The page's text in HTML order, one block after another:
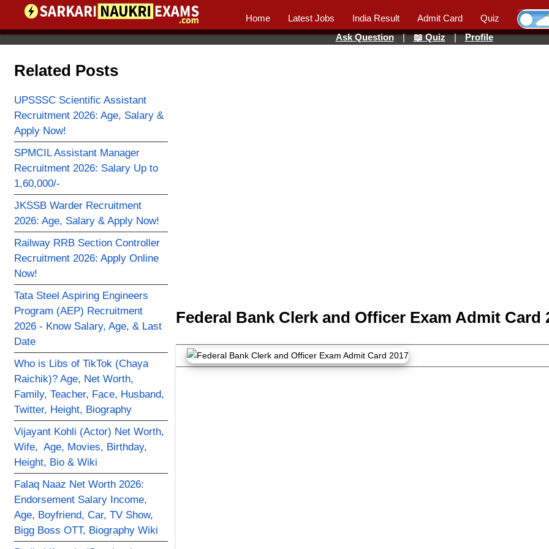
Home Latest Jobs India Result Admit Card
Quiz
Ask Question | 📖 Quiz | Profile
Related Posts
UPSSSC Scientific Assistant
Recruitment 2026: Age, Salary &
Apply Now!
SPMCIL Assistant Manager
Recruitment 2026: Salary Up to
1,60,000/-
JKSSB Warder Recruitment
2026: Age, Salary & Apply Now!
Railway RRB Section Controller
Recruitment 2026: Apply Online
Now!
Tata Steel Aspiring Engineers
Program (AEP) Recruitment
2026 - Know Salary, Age, & Last
Date
Who is Libs of TikTok (Chaya
Raichik)? Age, Net Worth,
Family, Teacher, Face, Husband,
Twitter, Height, Biography
Vijayant Kohli (Actor) Net Worth,
Wife, Age, Movies, Birthday,
Height, Bio & Wiki
Falaq Naaz Net Worth 2026:
Endorsement Salary Income,
Age, Boyfriend, Car, TV Show,
Bigg Boss OTT, Biography Wiki
Federal Bank Clerk and Officer Exam Admit Card